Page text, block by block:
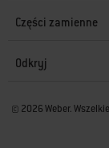
Części zamienne
Odkryj
© 2026 Weber.